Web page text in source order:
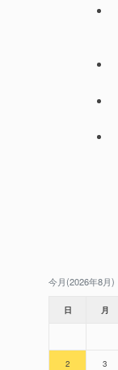
今月(2026年8月)
日 月
2 3